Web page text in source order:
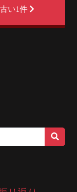
古い1件